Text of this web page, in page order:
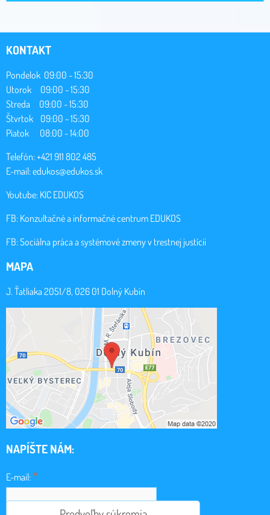
KONTAKT
Pondelok 09:00 - 15:30
Utorok 09:00 - 15:30
Streda 09:00 - 15:30
Štvrtok 09:00 - 15:30
Piatok 08:00 - 14:00
Telefón: +421 911 802 485
E-mail:edukos@edukos.sk
Youtube: KIC EDUKOS
FB: Konzultačné a informačné centrum EDUKOS
FB:Sociálna práca a systémové zmeny v trestnej justícii
MAPA
J. Ťatliaka 2051/8, 026 01 Dolný Kubín
NAPÍŠTE NÁM:
E-mail:*